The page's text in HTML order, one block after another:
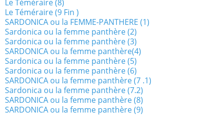
Le Téméraire (8)
Le Téméraire (9 Fin )
SARDONICA ou la FEMME-PANTHERE (1)
Sardonica ou la femme panthère (2)
Sardonica ou la femme panthère (3)
SARDONICA ou la femme panthère(4)
Sardonica ou la femme panthère (5)
Sardonica ou la femme panthère (6)
SARDONICA ou la femme panthère (7 .1)
Sardonica ou la femme panthère (7.2)
SARDONICA ou la femme panthère (8)
SARDONICA ou la femme panthère (9)